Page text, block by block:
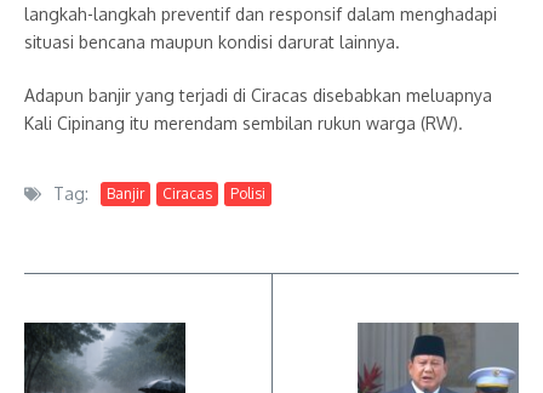
langkah-langkah preventif dan responsif dalam menghadapi
situasi bencana maupun kondisi darurat lainnya.
Adapun banjir yang terjadi di Ciracas disebabkan meluapnya
Kali Cipinang itu merendam sembilan rukun warga (RW).
Tag: Banjir Ciracas Polisi